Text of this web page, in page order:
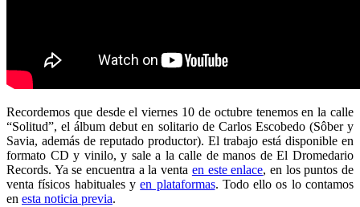
Recordemos que desde el viernes 10 de octubre tenemos en la calle
“Solitud”, el álbum debut en solitario de Carlos Escobedo (Sôber y
Savia, además de reputado productor). El trabajo está disponible en
formato CD y vinilo, y sale a la calle de manos de El Dromedario
Records. Ya se encuentra a la venta en este enlace, en los puntos de
venta físicos habituales yen plataformas. Todo ello os lo contamos
en esta noticia previa.